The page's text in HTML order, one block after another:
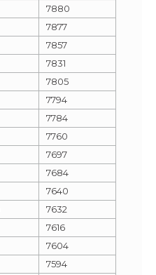
7880
7877
7857
7831
7805
7794
7784
7760
7697
7684
7640
7632
7616
7604
7594